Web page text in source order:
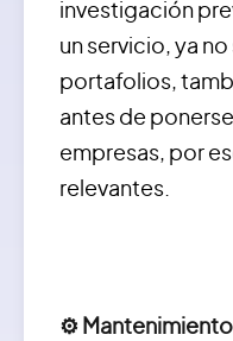
investigación
un servicio, ya
portafolios,
antes de
empresas, por
relevantes.
⚙️